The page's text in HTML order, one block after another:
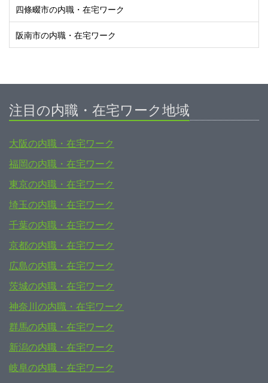
四條畷市の内職・在宅ワーク
阪南市の内職・在宅ワーク
注目の内職・在宅ワーク地域
大阪の内職・在宅ワーク
福岡の内職・在宅ワーク
東京の内職・在宅ワーク
埼玉の内職・在宅ワーク
千葉の内職・在宅ワーク
京都の内職・在宅ワーク
広島の内職・在宅ワーク
茨城の内職・在宅ワーク
神奈川の内職・在宅ワーク
群馬の内職・在宅ワーク
新潟の内職・在宅ワーク
岐阜の内職・在宅ワーク